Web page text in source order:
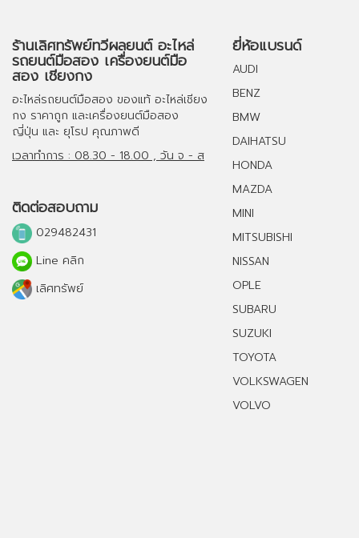
ร้านเลิศทรัพย์ทวีผลยนต์ อะไหล่
รถยนต์มือสอง เครื่องยนต์มือ
สอง เชียงกง
อะไหล่รถยนต์มือสอง ของแท้ อะไหล่เชียง
กง ราคาถูก และเครื่องยนต์มือสอง
ญี่ปุ่น และ ยุโรป คุณภาพดี
เวลาทำการ : 08.30 - 18.00 , วัน จ - ส
ติดต่อสอบถาม
029482431
Line คลิก
เลิศทรัพย์
ยี่ห้อแบรนด์
AUDI
BENZ
BMW
DAIHATSU
HONDA
MAZDA
MINI
MITSUBISHI
NISSAN
OPLE
SUBARU
SUZUKI
TOYOTA
VOLKSWAGEN
VOLVO